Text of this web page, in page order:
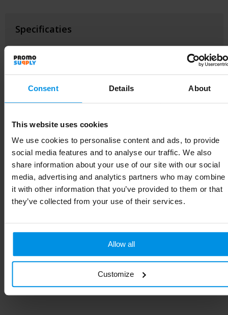
Consent Details About
This website uses cookies
We use cookies to personalise content and ads, to provide
social media features and to analyse our traffic. We also
share information about your use of our site with our social
media, advertising and analytics partners who may combine
it with other information that you’ve provided to them or that
they’ve collected from your use of their services.
Allow all
Customize
Specificaties
Artikelnummer 263300-511999999
Merk HappyGlass
Gewicht
Maat # Geen maat
Materiaal Tritan
Kleur transparant grijs
Standaard uitvoering
21.2 cm